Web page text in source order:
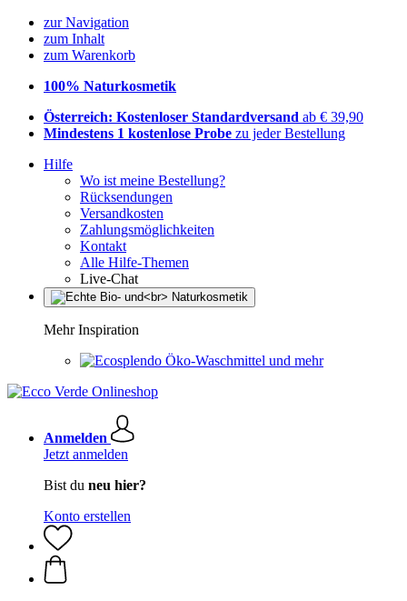
zur Navigation
zum Inhalt
zum Warenkorb
100% Naturkosmetik
Österreich: Kostenloser Standardversand ab € 39,90
Mindestens 1 kostenlose Probe zu jeder Bestellung
Hilfe
Wo ist meine Bestellung?
Rücksendungen
Versandkosten
Zahlungsmöglichkeiten
Kontakt
Alle Hilfe-Themen
Live-Chat
Mehr Inspiration
Öko-Waschmittel und mehr
Anmelden
Jetzt anmelden
Bist du neu hier?
Konto erstellen